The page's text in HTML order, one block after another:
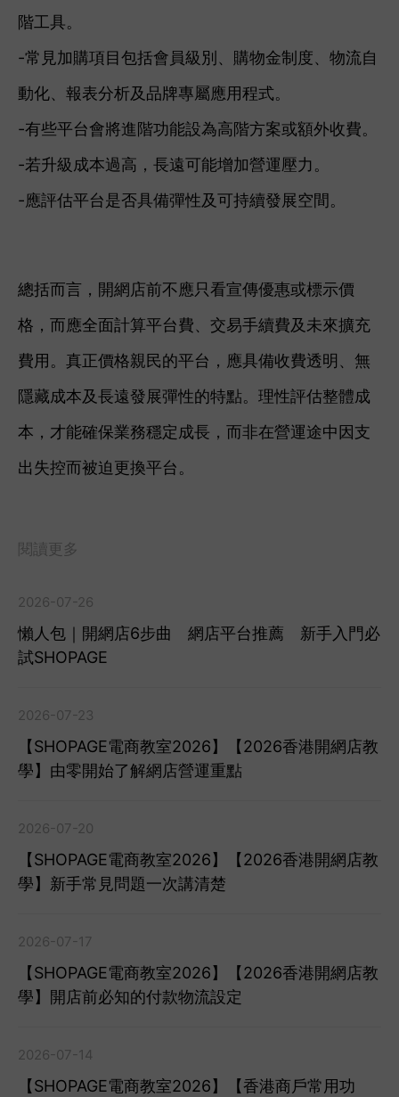
階工具。
-常見加購項目包括會員級別、購物金制度、物流自
動化、報表分析及品牌專屬應用程式。
-有些平台會將進階功能設為高階方案或額外收費。
-若升級成本過高，長遠可能增加營運壓力。
-應評估平台是否具備彈性及可持續發展空間。
總括而言，開網店前不應只看宣傳優惠或標示價
格，而應全面計算平台費、交易手續費及未來擴充
費用。真正價格親民的平台，應具備收費透明、無
隱藏成本及長遠發展彈性的特點。理性評估整體成
本，才能確保業務穩定成長，而非在營運途中因支
出失控而被迫更換平台。
閱讀更多
2026-07-26
懶人包｜開網店6步曲 網店平台推薦 新手入門必
試SHOPAGE
2026-07-23
【SHOPAGE電商教室2026】【2026香港開網店教
學】由零開始了解網店營運重點
2026-07-20
【SHOPAGE電商教室2026】【2026香港開網店教
學】新手常見問題一次講清楚
2026-07-17
【SHOPAGE電商教室2026】【2026香港開網店教
學】開店前必知的付款物流設定
2026-07-14
【SHOPAGE電商教室2026】【香港商戶常用功